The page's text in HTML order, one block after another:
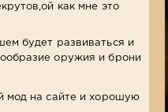
как мне это
будет развиваться и
оружия и брони
мод на сайте и хорошую